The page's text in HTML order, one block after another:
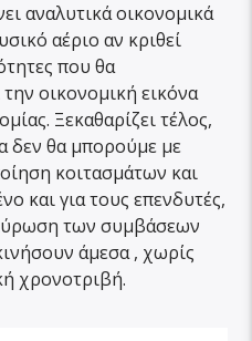
αναλυτικά οικονομικά
αέριο αν κριθεί
που θα
οικονομική εικόνα
Ξεκαθαρίζει τέλος,
δεν θα μπορούμε με
κοιτασμάτων και
και για τους επενδυτές,
των συμβάσεων
άμεσα , χωρίς
χρονοτριβή.